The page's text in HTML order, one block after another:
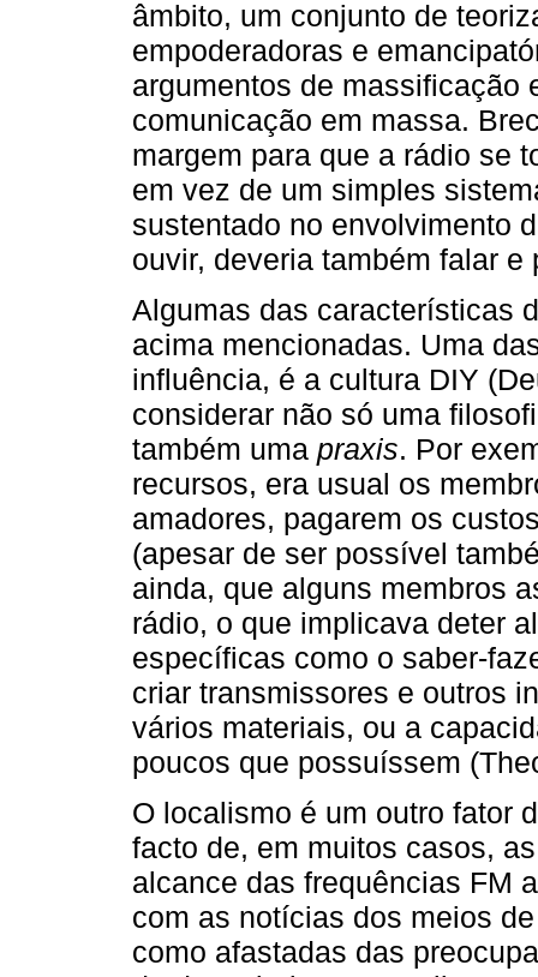
âmbito, um conjunto de
empoderadoras e
argumentos de massificação
comunicação em massa.
margem para que a rádio se
em vez de um simples
sustentado no envolvimento
ouvir, deveria também falar e
Algumas das características
acima mencionadas. Uma
influência, é a cultura DIY
considerar não só uma
também uma praxis. Por
recursos, era usual os
amadores, pagarem os
(apesar de ser possível
ainda, que alguns membros
rádio, o que implicava deter
específicas como o saber-
criar transmissores e outros
vários materiais, ou a
poucos que possuíssem
O localismo é um outro fator
facto de, em muitos casos,
alcance das frequências FM
com as notícias dos meios
como afastadas das